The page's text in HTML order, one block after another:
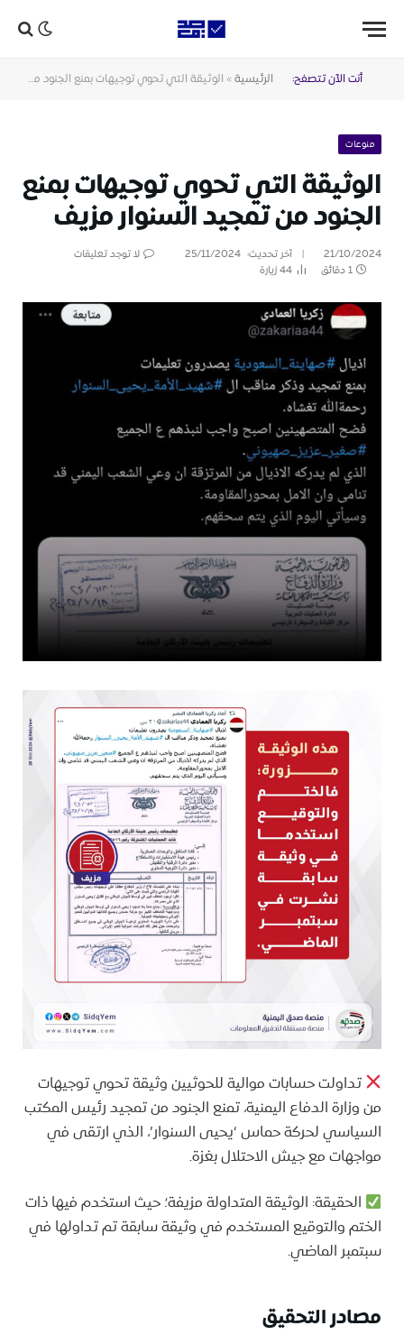
أنت الآن تتصفح: الرئيسية » الوثيقة التي تحوي توجيهات بمنع الجنود من تمجيد السنوار مزيف
منوعات
الوثيقة التي تحوي توجيهات بمنع
الجنود من تمجيد السنوار مزيف
21/10/2024 آخر تحديث: 25/11/2024
لا توجد تعليقات
1 دقائق
44زيارة
تداولت حسابات موالية للحوثيين وثيقة تحوي توجيهات
من وزارة الدفاع اليمنية، تمنع الجنود من تمجيد رئيس المكتب
السياسي لحركة حماس ‘يحيى السنوار’، الذي ارتقى في
مواجهات مع جيش الاحتلال بغزة.
الحقيقة: الوثيقة المتداولة مزيفة؛ حيث استخدم فيها ذات
الختم والتوقيع المستخدم في وثيقة سابقة تم تداولها في
سبتمبر الماضي.
مصادر التحقيق